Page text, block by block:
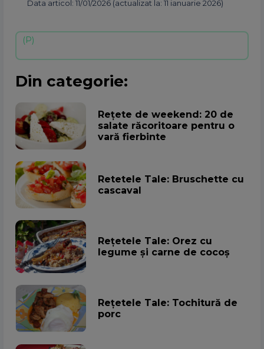
Data articol: 11/01/2026 (actualizat la: 11 ianuarie 2026)
Din categorie:
Rețete de weekend: 20 de
salate răcoritoare pentru o
vară fierbinte
Retetele Tale: Bruschette cu
cascaval
Rețetele Tale: Orez cu
legume și carne de cocoș
Rețetele Tale: Tochitură de
porc